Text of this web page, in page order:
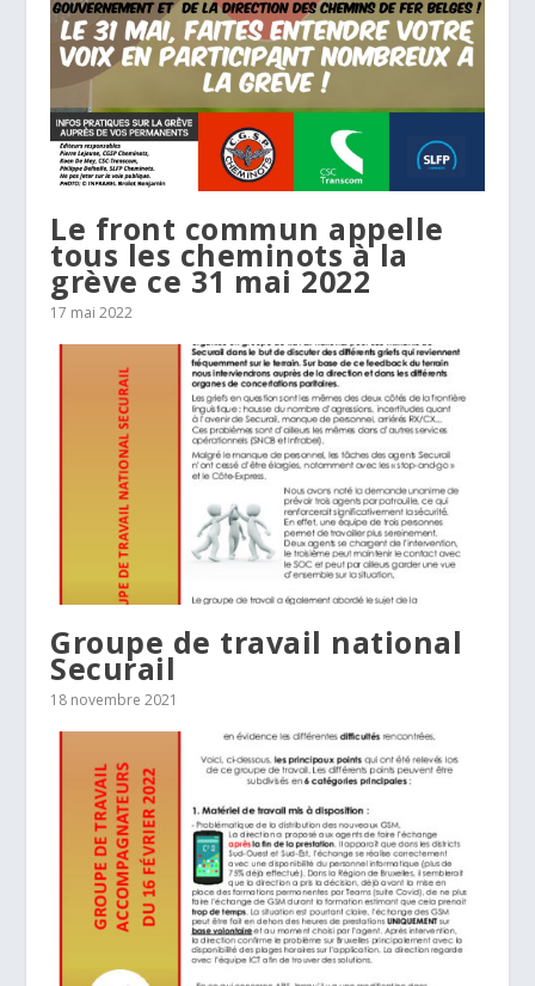
Le front commun appelle
tous les cheminots à la
grève ce 31 mai 2022
17 mai 2022
Groupe de travail national
Securail
18 novembre 2021